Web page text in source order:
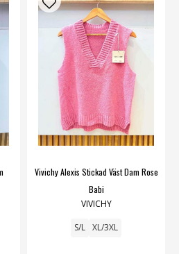
Vivichy Alexis Stickad Väst Dam Rose
Babi
VIVICHY
S/L XL/3XL